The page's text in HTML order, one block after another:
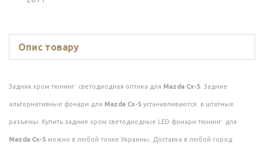
Опис товару
Задняя хром тюнинг светодиодная оптика для Mazda Cx-5 . Задние
альтернативные фонари для Mazda Cx-5 устанавливаются в штатные
разъемы. Купить задние хром светодиодные LED фонари тюнинг для
Mazda Cx-5 можно в любой точке Украины. Доставка в любой город